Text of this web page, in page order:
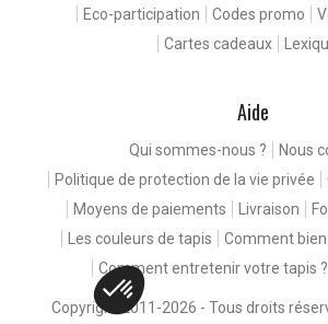
nos cookies. Ceux-ci nous
catégorie de cookies.
la suite, cliquez sur le lien
le pied de page.
Eco-participation
Codes promo
Cartes cadeaux
Aide
Qui sommes-nous ?
Nous
Politique de protection de la vie privée
Moyens de paiements
Livraison
Les couleurs de tapis
Comment
Comment entretenir votre tapis ?
Copyright 2011-2026 - Tous droits